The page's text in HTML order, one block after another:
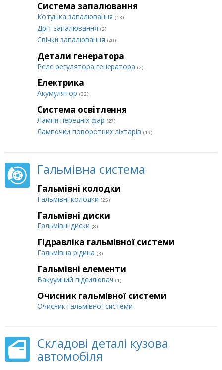
Система запалювання
Котушка запалювання (13)
Дріт запалювання (2)
Свічки запалювання (40)
Детали генератора
Реле регулятора генератора (2)
Електрика
Акумулятор (32)
Система освітлення
Лампи передніх фар (27)
Лампочки поворотних ліхтарів (19)
Гальмівна система
Гальмівні колодки
Гальмівні колодки (25)
Гальмівні диски
Гальмівні диски (8)
Гідравліка гальмівної системи
Гальмівна рідина (3)
Гальмівні елементи
Вакуумний підсилювач (1)
Очисник гальмівної системи
Очисник гальмівної системи
Складові деталі кузова
автомобіля